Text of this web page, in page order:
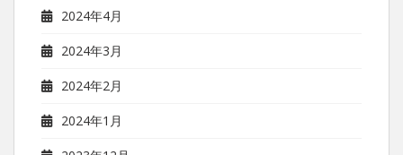
2024年4月
2024年3月
2024年2月
2024年1月